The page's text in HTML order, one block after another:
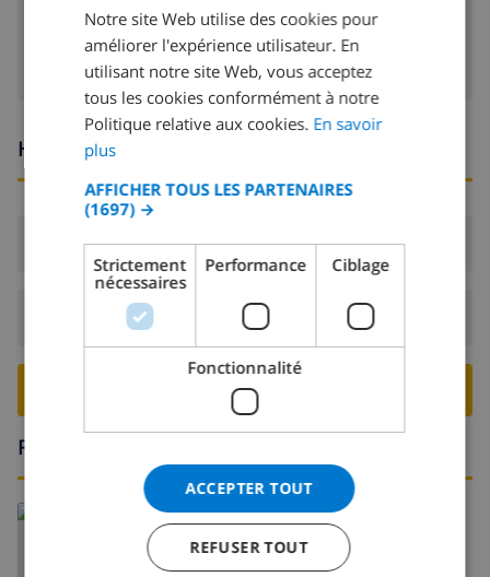
machine à laver
Heures d'arrivée et de départ
Arrivée:De 16:00 avant 19:00
Avant: 10:00
RESERVER CETTE VILLA ›
Région
DUTCH
SPANISH
GERMAN
DANISH
Notre site Web utilise des cookies pour
améliorer l'expérience utilisateur. En
utilisant notre site Web, vous acceptez
tous les cookies conformément à notre
Politique relative aux cookies. En savoir
plus
AFFICHER TOUS LES PARTENAIRES
(1697) →
Strictement
nécessaires
Performance Ciblage
Fonctionnalité
ACCEPTER TOUT
REFUSER TOUT